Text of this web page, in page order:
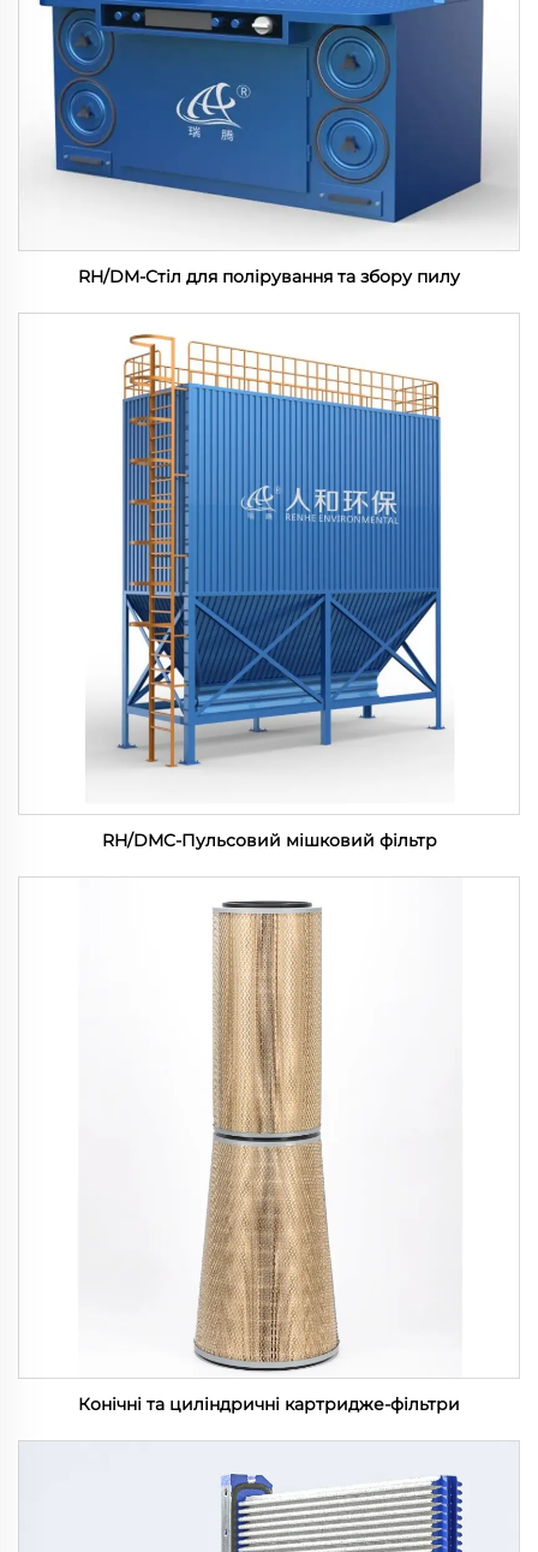
RH/DM-Стіл для полірування та збору пилу
RH/DMC-Пульсовий мішковий фільтр
Конічні та циліндричні картридже-фільтри